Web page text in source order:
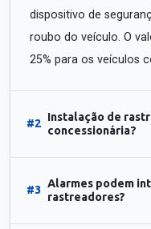
dispositivo de
roubo do veículo. O
25% para os veículos
#2
Instalação de
concessionária?
#3
Alarmes podem
rastreadores?